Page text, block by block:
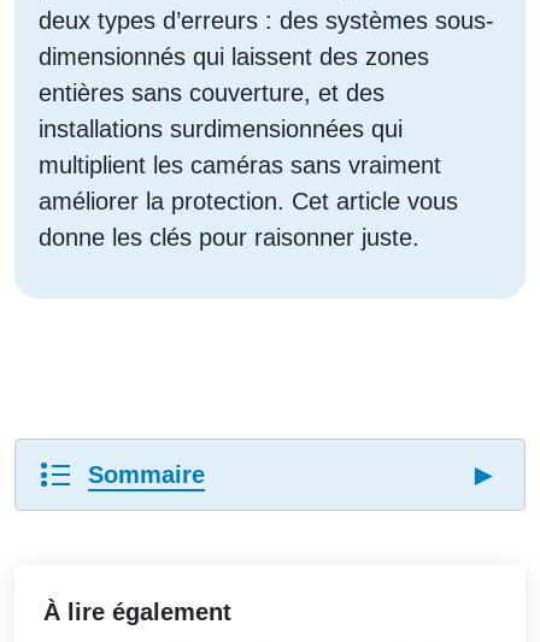
deux types d’erreurs : des systèmes sous-
dimensionnés qui laissent des zones
entières sans couverture, et des
installations surdimensionnées qui
multiplient les caméras sans vraiment
améliorer la protection. Cet article vous
donne les clés pour raisonner juste.
Sommaire ►
À lire également